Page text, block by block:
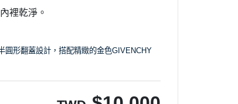
裡乾淨。
圓形翻蓋設計，搭配精緻的金色GIVENCHY